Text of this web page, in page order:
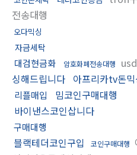
전송대행
오다믹싱
자금세탁
대검현금화 암호화폐전송대행
싱해드립니다 아프리카tv돈믹
리플매입
밈코인구매대행
바이낸스코인삽니다
구매대행
블랙테더코인구입 코인구매대행